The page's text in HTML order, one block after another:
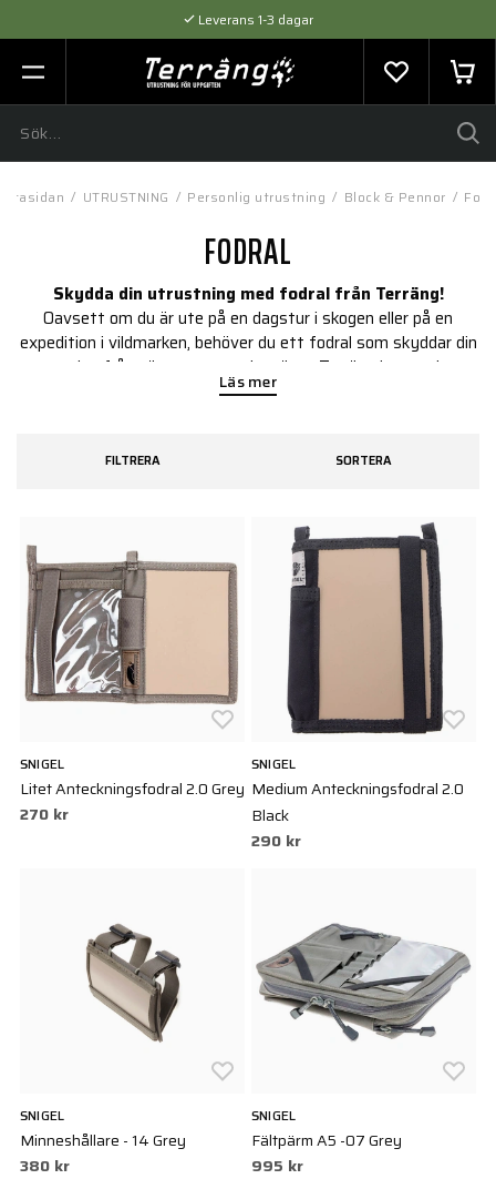
Leverans 1-3 dagar
Flexibel betalning med SVEA
Expertråd & Kvalitetsprodukter
/ UTRUSTNING / Personlig utrustning / Block & Pennor /
FODRAL
Skydda din utrustning med fodral från Terräng!
Oavsett om du är ute på en dagstur i skogen eller på en
expedition i vildmarken, behöver du ett fodral som skyddar din
utrustning från väta, smuts och stötar. Terräng har ett brett
utbud av fodral från välkända märken som Rite in the Rain,
Läs mer
FILTRERA SORTERA
SNIGEL
Litet Anteckningsfodral 2.0 Grey
270 kr
SNIGEL
Medium Anteckningsfodral 2.0
Black
290 kr
SNIGEL
Minneshållare - 14 Grey
380 kr
SNIGEL
Fältpärm A5 -07 Grey
995 kr